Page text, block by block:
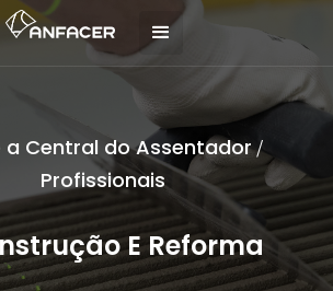
a Central do Assentador/
Profissionais
E Reforma